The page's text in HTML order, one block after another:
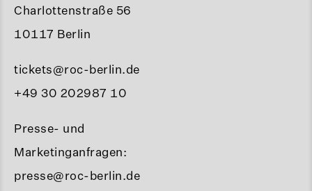
Charlottenstraße 56
10117 Berlin
tickets@roc-berlin.de
+49 30 202987 10
Presse- und
Marketinganfragen:
presse@roc-berlin.de